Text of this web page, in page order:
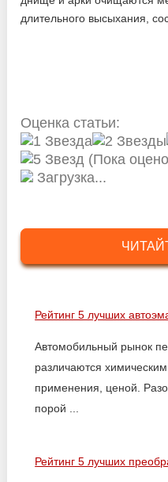
длительного высыхания,
Оценка статьи:
(Пока
Загрузка...
Рейтинг 5 лучших
Автомобильный рынок
различаются
применения, ценой.
порой ...
Рейтинг 5 лучших